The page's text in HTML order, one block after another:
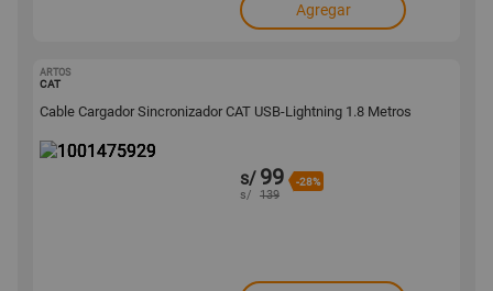
Agregar
ARTOS
CAT
Cable Cargador Sincronizador CAT USB-Lightning 1.8 Metros
s/ 99 -28%
s/ 139